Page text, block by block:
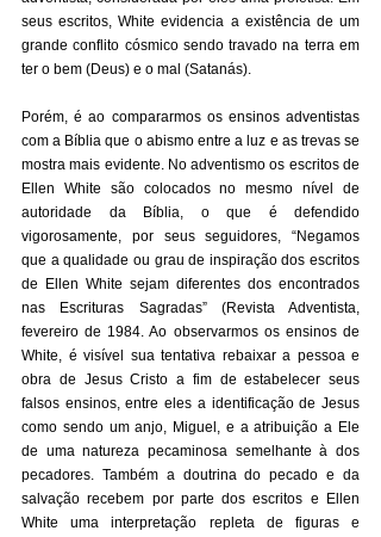
seus escritos, White evidencia a existência de um
grande conflito cósmico sendo travado na terra em
ter o bem (Deus) e o mal (Satanás).
Porém, é ao compararmos os ensinos adventistas
com a Bíblia que o abismo entre a luz e as trevas se
mostra mais evidente. No adventismo os escritos de
Ellen White são colocados no mesmo nível de
autoridade da Bíblia, o que é defendido
vigorosamente, por seus seguidores, “Negamos
que a qualidade ou grau de inspiração dos escritos
de Ellen White sejam diferentes dos encontrados
nas Escrituras Sagradas” (Revista Adventista,
fevereiro de 1984. Ao observarmos os ensinos de
White, é visível sua tentativa rebaixar a pessoa e
obra de Jesus Cristo a fim de estabelecer seus
falsos ensinos, entre eles a identificação de Jesus
como sendo um anjo, Miguel, e a atribuição a Ele
de uma natureza pecaminosa semelhante à dos
pecadores. Também a doutrina do pecado e da
salvação recebem por parte dos escritos e Ellen
White uma interpretação repleta de figuras e